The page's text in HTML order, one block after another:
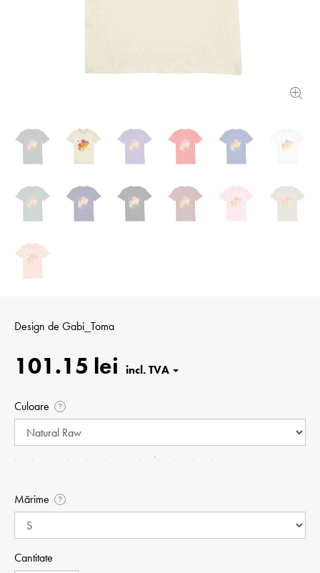
Design de Gabi_Toma
101.15 lei
Culoare ?
Mărime ?
Cantitate